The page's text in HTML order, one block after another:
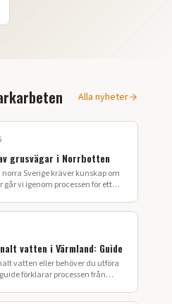
Alla nyheter
grusvägar i Norrbotten
Sverige kräver kunskap om
vi igenom processen för ett
vatten i Värmland: Guide
vatten eller behöver du utföra
förklarar processen från